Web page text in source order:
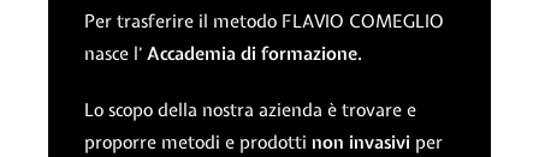
Per trasferire il metodo FLAVIO COMEGLIO
nasce l’ Accademia di formazione.
Lo scopo della nostra azienda è trovare e
proporre metodi e prodotti non invasivi per